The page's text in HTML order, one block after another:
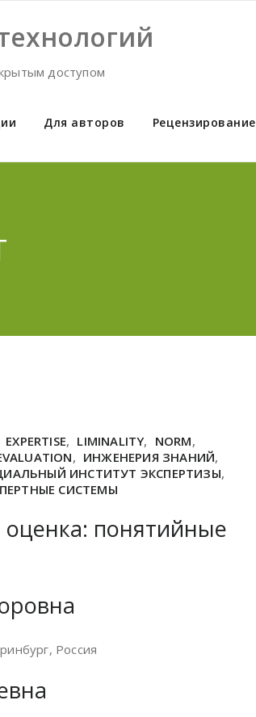
доступом
Для авторов Рецензирование
EXPERTISE, LIMINALITY, NORM,
, ИНЖЕНЕРИЯ ЗНАНИЙ,
ИНСТИТУТ ЭКСПЕРТИЗЫ,
СИСТЕМЫ
оценка: понятийные
Россия